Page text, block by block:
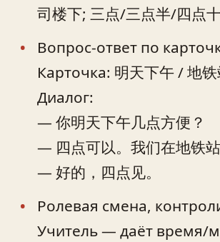
司楼下; 三点/三点半/四点
Вопрос-ответ по
Карточка: 明天下午 / 地
Диалог:
— 你明天下午几点方便？
— 四点可以。我们在地铁站
— 好的，四点见。
Ролевая смена,
Учитель — даёт время/